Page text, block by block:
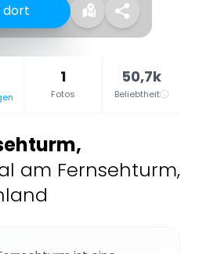
dort
1
Fotos
50,7k
Beliebtheit
,
am Fernsehturm,